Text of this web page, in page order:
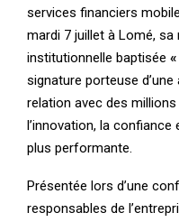
services financiers
mardi 7 juillet à Lomé, sa
institutionnelle baptisée
signature porteuse
relation avec des
l’innovation, la
plus performante.
Présentée lors d’une
responsables de